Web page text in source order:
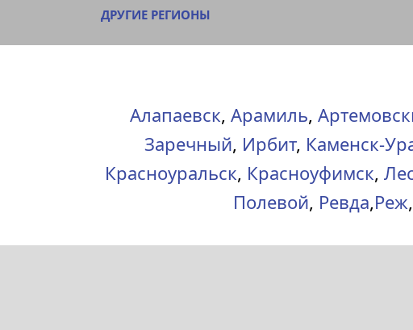
ДРУГИЕ РЕГИОНЫ
Алапаевск, Арамиль,
Заречный, Ирбит, Каменск-
Красноуральск, Красноуфимск,
Полевой, Ревда,Реж,